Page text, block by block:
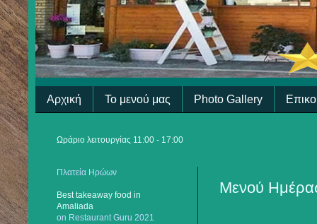
Αρχική Το μενού μας Photo Gallery
Ωράριο λειτουργίας 11:00 - 17:00
Μενού
Πλατεία Ηρώων
Best takeaway food in
Amaliada
on Restaurant Guru 2021